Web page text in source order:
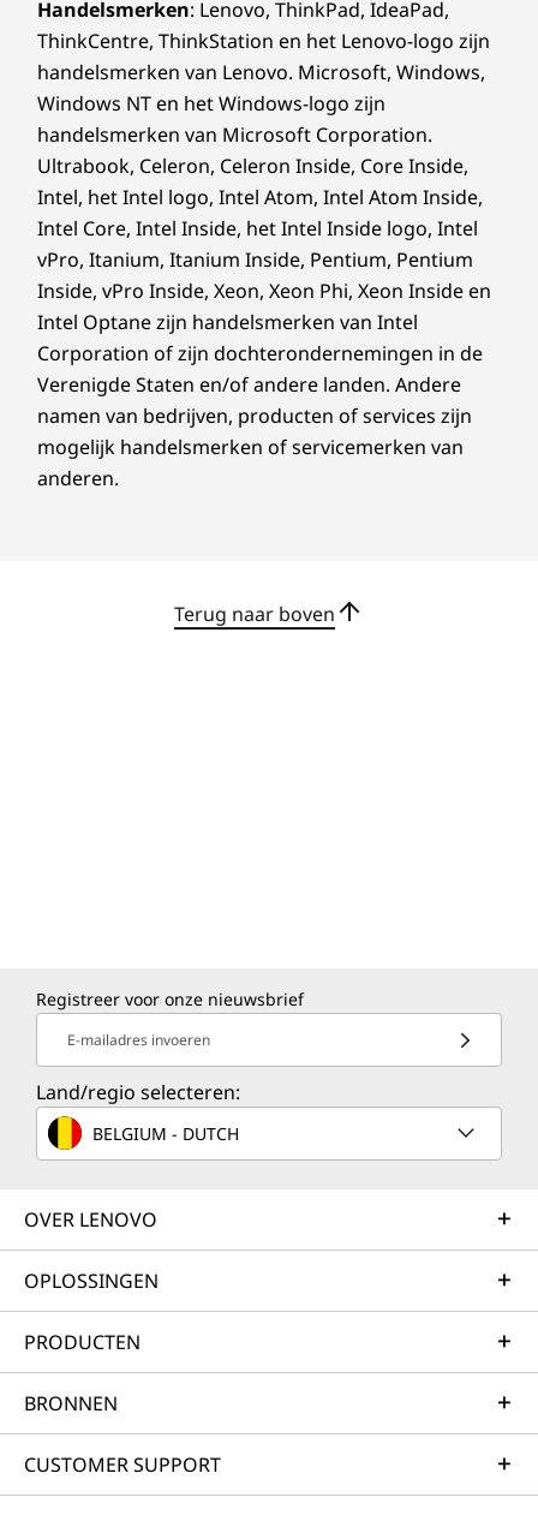
Beveiliging voor gedeelde werkplekken
Bij het gebruik van hot desks of gedeelde
werkplekken is het van groot belang dat de
gegevens van meerdere medewerkers veilig
en privé blijven. Medewerkers kunnen veilig
inloggen met gezichtsherkenning of een QR-
code scannen met hun smartphone voor een
geverifieerde aanmelding. Een privacyschuifje
voor de webcam, een optie om de microfoon
te dempen en een statuslampje voor
vergaderingen zorgen er allemaal voor dat
gebruikers tijdens vergaderingen alleen iets
delen wanneer ze dat willen. En het mooiste:
wanneer een sessie is afgelopen, worden
medewerkers automatisch afgemeld en keert
de ThinkSmart View Plus terug naar het
Handelsmerken: Lenovo, ThinkPad, IdeaPad,
ThinkCentre, ThinkStation en het Lenovo-logo zijn
handelsmerken van Lenovo. Microsoft, Windows,
Windows NT en het Windows-logo zijn
handelsmerken van Microsoft Corporation.
Ultrabook, Celeron, Celeron Inside, Core Inside,
Intel, het Intel logo, Intel Atom, Intel Atom Inside,
Intel Core, Intel Inside, het Intel Inside logo, Intel
vPro, Itanium, Itanium Inside, Pentium, Pentium
Inside, vPro Inside, Xeon, Xeon Phi, Xeon Inside en
Intel Optane zijn handelsmerken van Intel
Corporation of zijn dochterondernemingen in de
Verenigde Staten en/of andere landen. Andere
namen van bedrijven, producten of services zijn
mogelijk handelsmerken of servicemerken van
anderen.
Terug naar boven
Registreer voor onze nieuwsbrief
E-mailadres invoeren
Land/regio selecteren:
BELGIUM - DUTCH
OVER LENOVO
OPLOSSINGEN
PRODUCTEN
BRONNEN
CUSTOMER SUPPORT